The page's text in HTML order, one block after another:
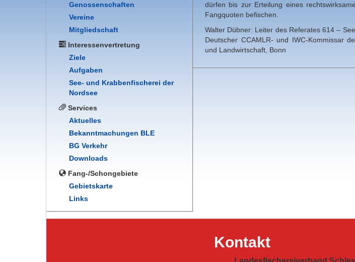
Genossenschaften
Vereine
Mitgliedschaft
Interessenvertretung
Ziele
Aufgaben
See- und Krabbenfischerei der
Nordsee
Services
Aktuelles
Bekanntmachungen BLE
BG Verkehr
Downloads
Fang-/Schongebiete
Gebietskarte
Links
dürfen bis zur Erteilung eines
Fangquoten befischen.
Walter Dübner: Leiter des Referates 614 –
Deutscher CCAMLR- und IWC-Kommissar
und Landwirtschaft, Bonn
Kontakt